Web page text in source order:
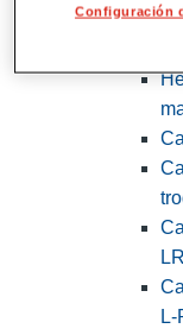
Configuración